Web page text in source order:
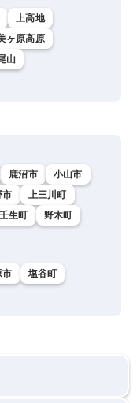
上高地
ヶ原高原
山
鹿沼市
小山市
市
上三川町
壬生町
野木町
市
塩谷町